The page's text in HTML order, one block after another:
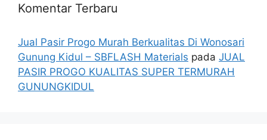
Komentar Terbaru
Jual Pasir Progo Murah Berkualitas Di Wonosari
Gunung Kidul – SBFLASH Materials pada JUAL
PASIR PROGO KUALITAS SUPER TERMURAH
GUNUNGKIDUL